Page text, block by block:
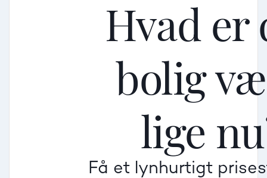
Hvad er
bolig
lige
Få et lynhurtigt
Mindre god
Mellem
Mindre god
Mellem
Mindre god
Mellem